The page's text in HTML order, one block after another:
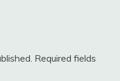
Required fields